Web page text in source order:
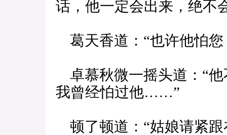
话，他一定会出来，绝不
葛天香道：“也许他怕您
卓慕秋微一摇头道：“
我曾经怕过他……”
顿了顿道：“姑娘请紧